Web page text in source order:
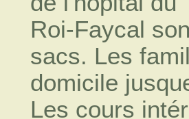
Roi-Faycal
sacs. Les
domicile
Les cours